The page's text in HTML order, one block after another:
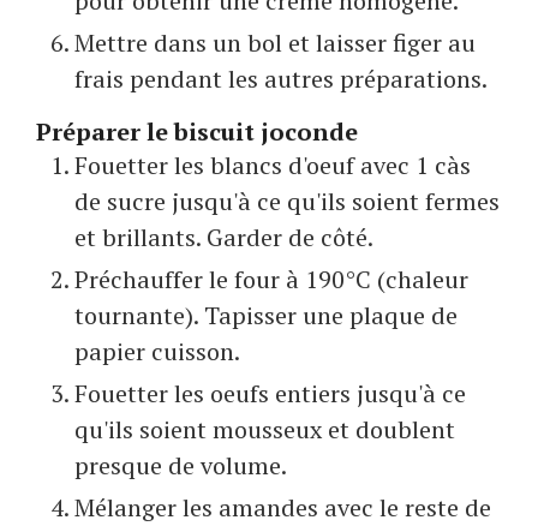
Mettre dans un bol et laisser figer au
frais pendant les autres préparations.
Préparer le biscuit joconde
Fouetter les blancs d'oeuf avec 1 càs
de sucre jusqu'à ce qu'ils soient fermes
et brillants. Garder de côté.
Préchauffer le four à 190°C (chaleur
tournante). Tapisser une plaque de
papier cuisson.
Fouetter les oeufs entiers jusqu'à ce
qu'ils soient mousseux et doublent
presque de volume.
Mélanger les amandes avec le reste de